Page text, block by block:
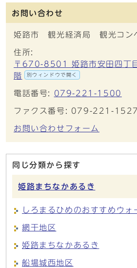
お問い合わせ
姫路市 観光経済局 観光コン
住所:
〒670-8501 姫路市安田四丁
階
別ウィンドウで開く
電話番号: 079-221-1500
ファクス番号: 079-221-1527
お問い合わせフォーム
同じ分類から探す
姫路まちなかあるき
しろまるひめのおすすめウォ
網干地区
姫路まちなかあるき
船場城西地区